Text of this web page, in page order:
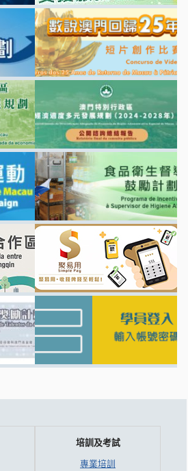
培訓及考試
專業培訓